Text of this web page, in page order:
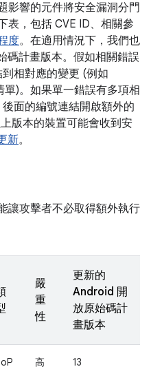
影響的元件將安全漏洞分門
表，包括 CVE ID、相關參
度。在適用情況下，我們也
碼計畫版本。假如相關錯誤
相對應的變更 (例如
)。如果單一錯誤有多項相
面的編號連結開啟額外的
版本的裝置可能會收到安
新。
讓攻擊者不必取得額外執行
嚴
重
性
更新的
Android 開
放原始碼計
畫版本
高 13